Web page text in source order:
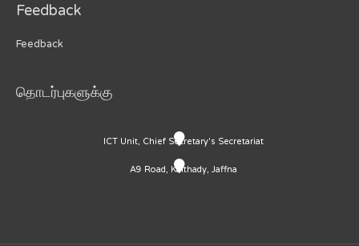
Feedback
Feedback
தொடர்புகளுக்கு
ICT Unit, Chief Secretary's Secretariat
A9 Road, Kaithady, Jaffna